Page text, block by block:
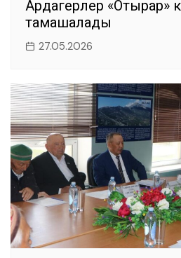
Ардагерлер «Отырар»
тамашалады
27.05.2026